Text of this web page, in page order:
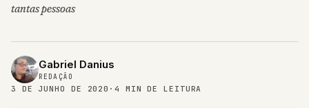
tantas pessoas
Gabriel Danius
REDAÇÃO
3 DE JUNHO DE 2020 ·4 MIN DE LEITURA